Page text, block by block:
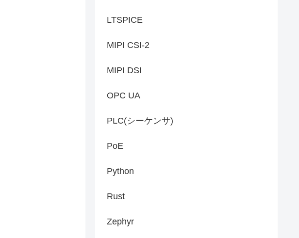
LTSPICE
MIPI CSI-2
MIPI DSI
OPC UA
PLC(シーケンサ)
PoE
Python
Rust
Zephyr